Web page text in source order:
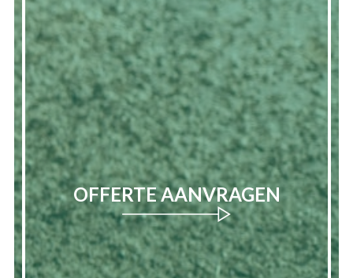
OFFERTE AANVRAGEN